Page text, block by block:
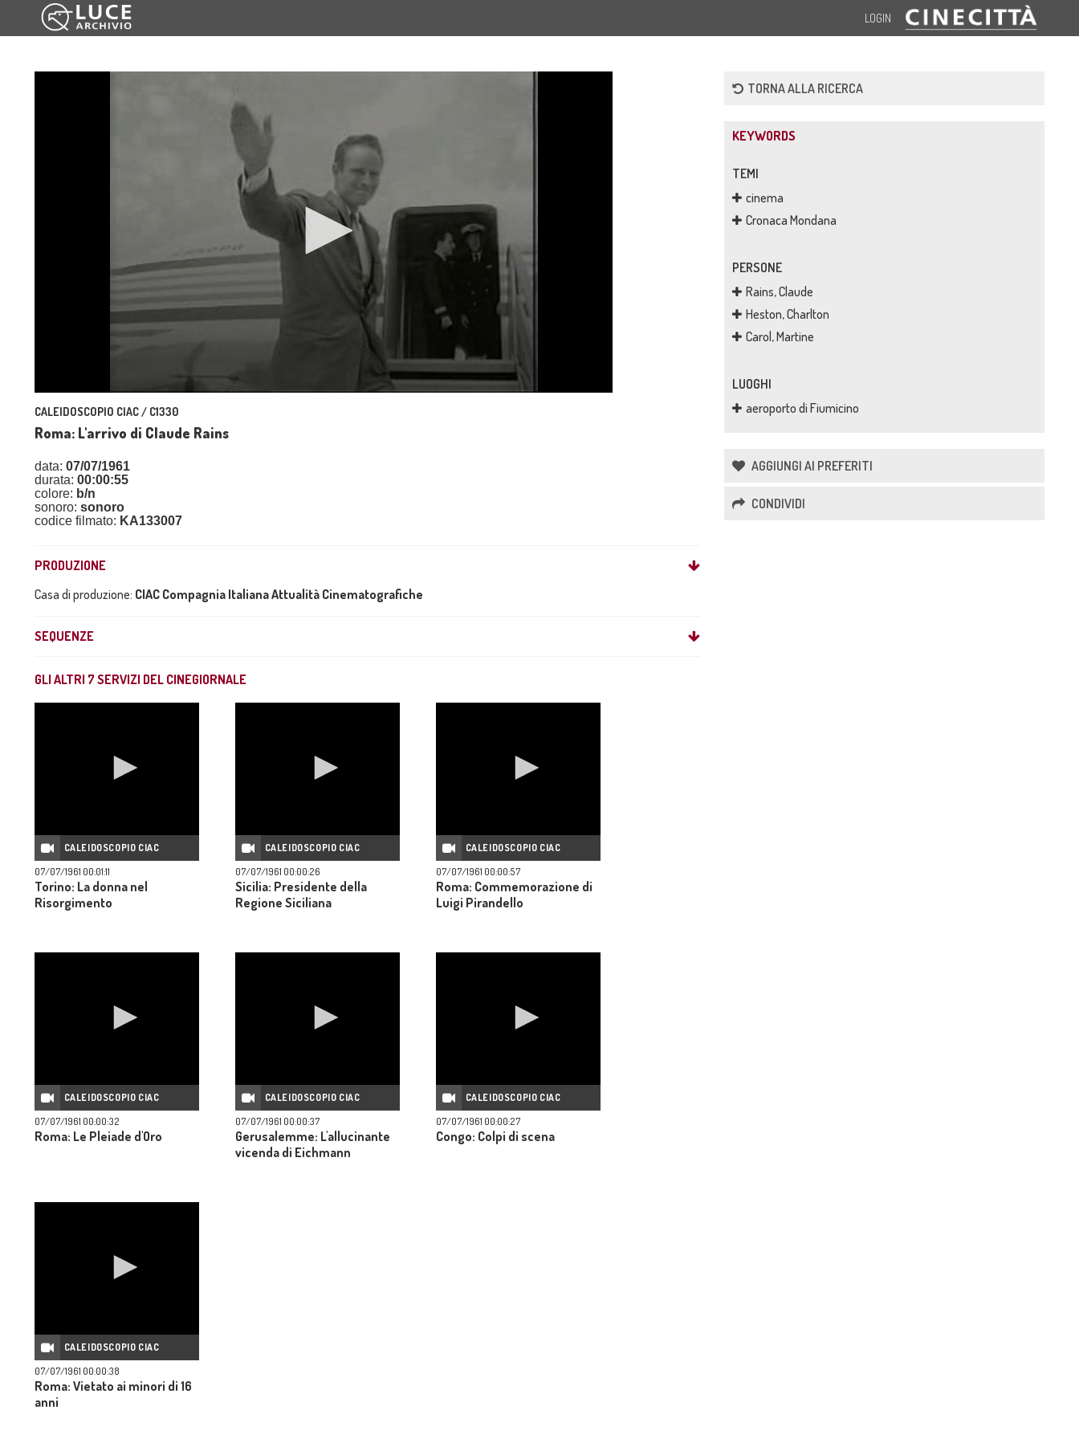
LOGIN
CALEIDOSCOPIO CIAC / C1330
Roma: L'arrivo di Claude Rains
data: 07/07/1961
durata: 00:00:55
colore: b/n
sonoro: sonoro
codice filmato: KA133007
PRODUZIONE
Casa di produzione: CIAC Compagnia Italiana Attualità Cinematografiche
SEQUENZE
GLI ALTRI 7 SERVIZI DEL CINEGIORNALE
CALEIDOSCOPIO CIAC
07/07/1961 00:01:11
Torino: La donna nel
Risorgimento
CALEIDOSCOPIO CIAC
07/07/1961 00:00:26
Sicilia: Presidente della
Regione Siciliana
CALEIDOSCOPIO CIAC
07/07/1961 00:00:57
Roma: Commemorazione di
Luigi Pirandello
CALEIDOSCOPIO CIAC
07/07/1961 00:00:32
Roma: Le Pleiade d'Oro
CALEIDOSCOPIO CIAC
07/07/1961 00:00:37
Gerusalemme: L'allucinante
vicenda di Eichmann
CALEIDOSCOPIO CIAC
07/07/1961 00:00:27
Congo: Colpi di scena
CALEIDOSCOPIO CIAC
07/07/1961 00:00:38
Roma: Vietato ai minori di 16
anni
TORNA ALLA RICERCA
KEYWORDS
TEMI
cinema
Cronaca Mondana
PERSONE
Rains, Claude
Heston, Charlton
Carol, Martine
LUOGHI
aeroporto di Fiumicino
AGGIUNGI AI PREFERITI
CONDIVIDI